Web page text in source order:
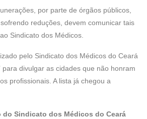
por parte de órgãos públicos,
reduções, devem comunicar tais
Sindicato dos Médicos.
pelo Sindicato dos Médicos do Ceará
divulgar as cidades que não honram
profissionais. A lista já chegou a
do Sindicato dos Médicos do Ceará